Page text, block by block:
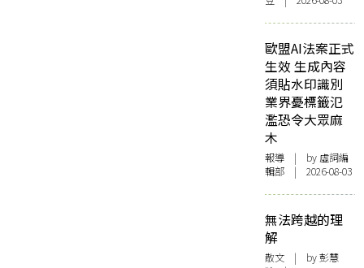
歐盟AI法案正式
生效 生成內容
須貼水印識別
業界憂標籤氾
濫恐令大眾麻
木
報導 | by 虛詞編
輯部 | 2026-08-03
無法跨越的理
解
散文 | by 彭慧